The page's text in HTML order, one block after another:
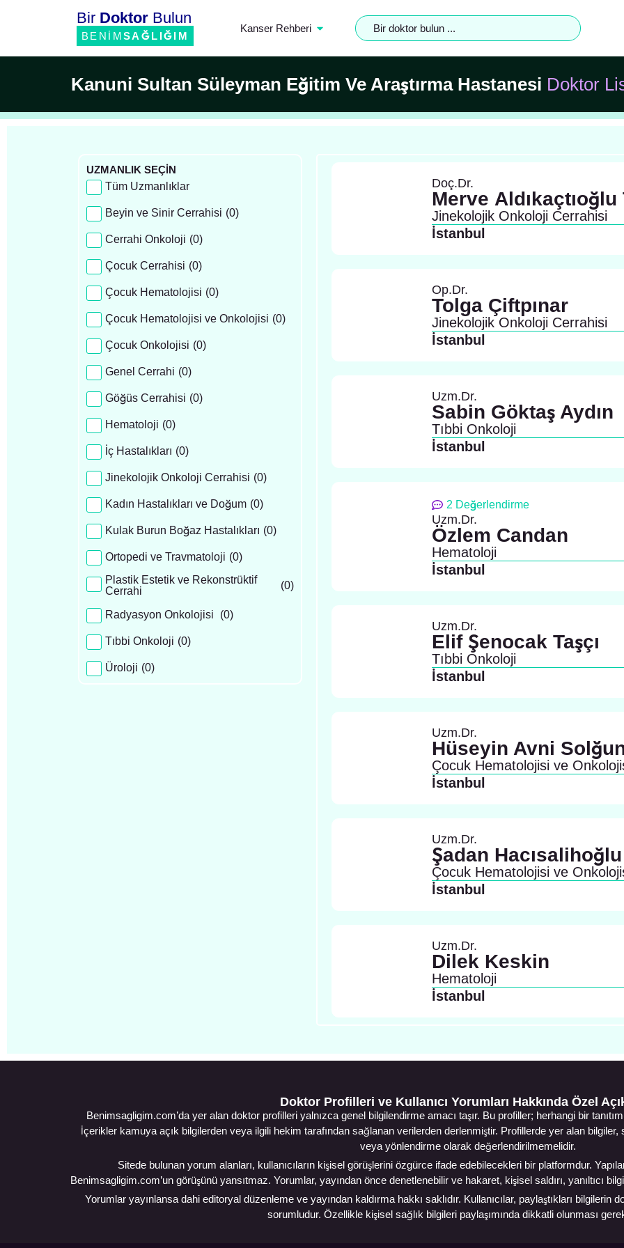
Bir Doktor Bulun
BENİMSAĞLIĞIM
Kanser Rehberi
Kanuni Sultan Süleyman Eğitim Ve Araştırma Hastanesi Doktor
UZMANLIK SEÇİN
Tüm Uzmanlıklar
Beyin ve Sinir Cerrahisi (0)
Cerrahi Onkoloji (0)
Çocuk Cerrahisi (0)
Çocuk Hematolojisi (0)
Çocuk Hematolojisi ve Onkolojisi (0)
Çocuk Onkolojisi (0)
Genel Cerrahi (0)
Göğüs Cerrahisi (0)
Hematoloji (0)
İç Hastalıkları (0)
Jinekolojik Onkoloji Cerrahisi (0)
Kadın Hastalıkları ve Doğum (0)
Kulak Burun Boğaz Hastalıkları (0)
Ortopedi ve Travmatoloji (0)
Plastik Estetik ve Rekonstrüktif
Cerrahi
(0)
Radyasyon Onkolojisi (0)
Tıbbi Onkoloji (0)
Üroloji (0)
Doç.Dr.
Merve Aldıkaçtıoğlu
Jinekolojik Onkoloji Cerrahisi
İstanbul
Op.Dr.
Tolga Çiftpınar
Jinekolojik Onkoloji Cerrahisi
İstanbul
Uzm.Dr.
Sabin Göktaş Aydın
Tıbbi Onkoloji
İstanbul
2 Değerlendirme
Uzm.Dr.
Özlem Candan
Hematoloji
İstanbul
Uzm.Dr.
Elif Şenocak Taşçı
Tıbbi Onkoloji
İstanbul
Uzm.Dr.
Hüseyin Avni
Çocuk Hematolojisi ve
İstanbul
Uzm.Dr.
Şadan Hacısalihoğlu
Çocuk Hematolojisi ve
İstanbul
Uzm.Dr.
Dilek Keskin
Hematoloji
İstanbul
Doktor Profilleri ve Kullanıcı Yorumları Hakkında Özel
Benimsagligim.com’da yer alan doktor profilleri yalnızca genel bilgilendirme amacı taşır. Bu profiller; herhangi bir
İçerikler kamuya açık bilgilerden veya ilgili hekim tarafından sağlanan verilerden derlenmiştir. Profillerde yer alan
veya yönlendirme olarak değerlendirilmemelidir.
Sitede bulunan yorum alanları, kullanıcıların kişisel görüşlerini özgürce ifade edebilecekleri bir platformdur.
Benimsagligim.com’un görüşünü yansıtmaz. Yorumlar, yayından önce denetlenebilir ve hakaret, kişisel saldırı, yanıltıcı
Yorumlar yayınlansa dahi editoryal düzenleme ve yayından kaldırma hakkı saklıdır. Kullanıcılar, paylaştıkları
sorumludur. Özellikle kişisel sağlık bilgileri paylaşımında dikkatli olunması